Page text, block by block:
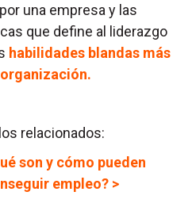
una empresa y las
que define al liderazgo
habilidades blandas más
relacionados:
son y cómo pueden
empleo? >